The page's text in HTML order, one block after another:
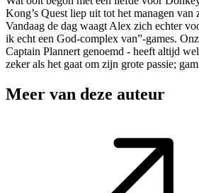
Kong’s Quest liep uit tot het managen van
Vandaag de dag waagt Alex zich echter
ik echt een God-complex van”-games.
Captain Plannert genoemd - heeft altijd
zeker als het gaat om zijn grote passie;
Meer van deze auteur